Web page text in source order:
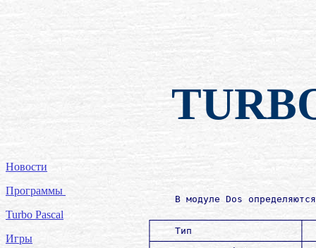
Новости
Программы
Turbo Pascal
Игры
В модуле Dos
│    Тип                   │